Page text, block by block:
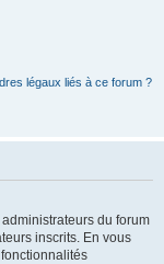
légaux liés à ce forum ?
du forum
inscrits. En vous